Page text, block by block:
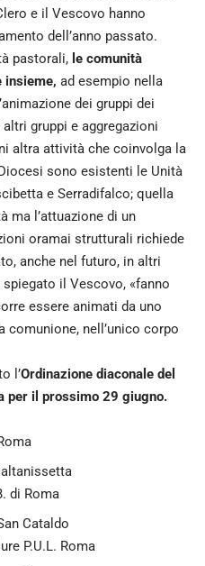
e il Vescovo hanno
dell’anno passato.
pastorali, le comunità
insieme, ad esempio nella
dei gruppi dei
gruppi e aggregazioni
altra attività che coinvolga la
sono esistenti le Unità
e Serradifalco; quella
ma l’attuazione di un
oramai strutturali richiede
anche nel futuro, in altri
il Vescovo, «fanno
essere animati da uno
nell’unico corpo
l’Ordinazione diaconale del
per il prossimo 29 giugno.
di Roma
Cataldo
P.U.L. Roma